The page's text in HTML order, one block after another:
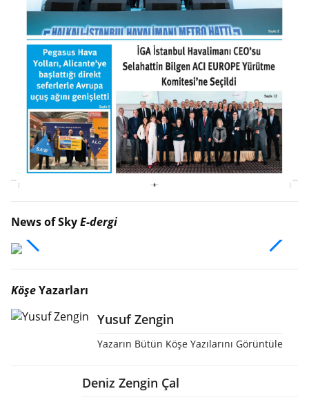
News of SkyE-dergi
KöşeYazarları
Yusuf Zengin
Yazarın Bütün Köşe Yazılarını Görüntüle
Deniz Zengin Çal